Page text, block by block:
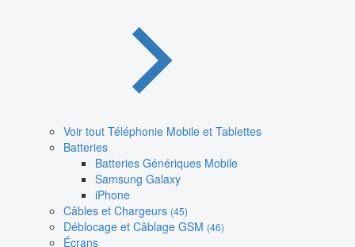
Voir tout Téléphonie Mobile et Tablettes
Batteries
Batteries Génériques Mobile
Samsung Galaxy
iPhone
Câbles et Chargeurs (45)
Déblocage et Câblage GSM (46)
Écrans